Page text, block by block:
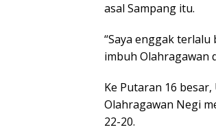
asal Sampang itu.
“Saya enggak
imbuh Olahragawan
Ke Putaran 16
Olahragawan Negi
22-20.